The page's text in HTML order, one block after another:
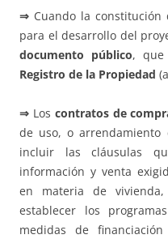
⇒ Cuando la constitución
para el desarrollo del
documento público, que
Registro de la Propiedad
⇒ Los contratos de
de uso, o arrendamiento
incluir las cláusulas
información y venta
en materia de
establecer los
medidas de